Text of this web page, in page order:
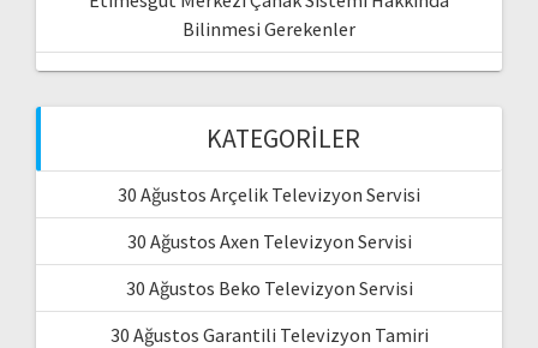
Bilinmesi Gerekenler
KATEGORILER
30 Ağustos Arçelik Televizyon Servisi
30 Ağustos Axen Televizyon Servisi
30 Ağustos Beko Televizyon Servisi
30 Ağustos Garantili Televizyon Tamiri